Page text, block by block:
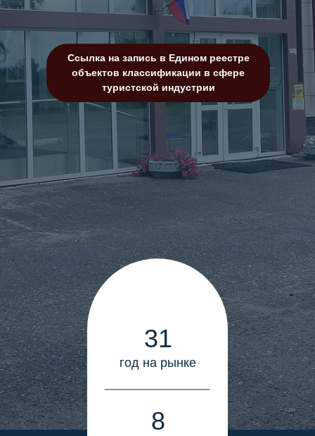
Ссылка на запись в Едином реестре
объектов классификации в сфере
туристской индустрии
31
8
год на рынке